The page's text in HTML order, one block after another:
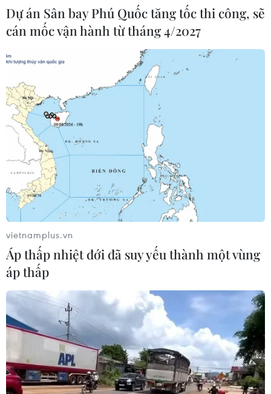
TIN CÙNG CHUYÊN MỤC
Đội tuyển Việt Nam đối đầu Malaysia
tại bán kết ASEAN Cup 2026
Dự án Sân bay Phú Quốc tăng tốc thi công, sẽ
cán mốc vận hành từ tháng 4/2027
vietnamplus.vn
Áp thấp nhiệt đới đã suy yếu thành một vùng
áp thấp